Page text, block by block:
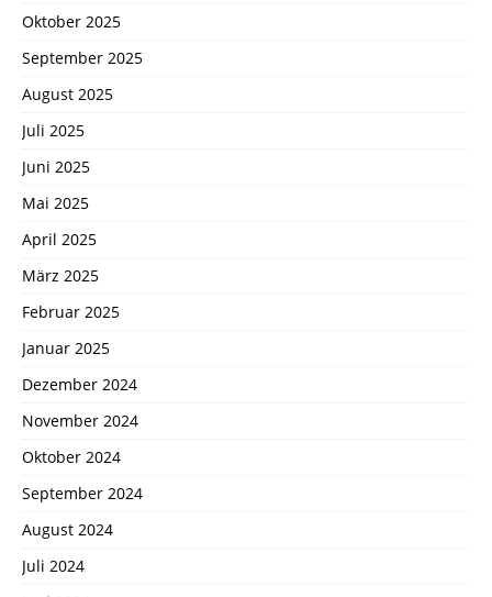
Oktober 2025
September 2025
August 2025
Juli 2025
Juni 2025
Mai 2025
April 2025
März 2025
Februar 2025
Januar 2025
Dezember 2024
November 2024
Oktober 2024
September 2024
August 2024
Juli 2024